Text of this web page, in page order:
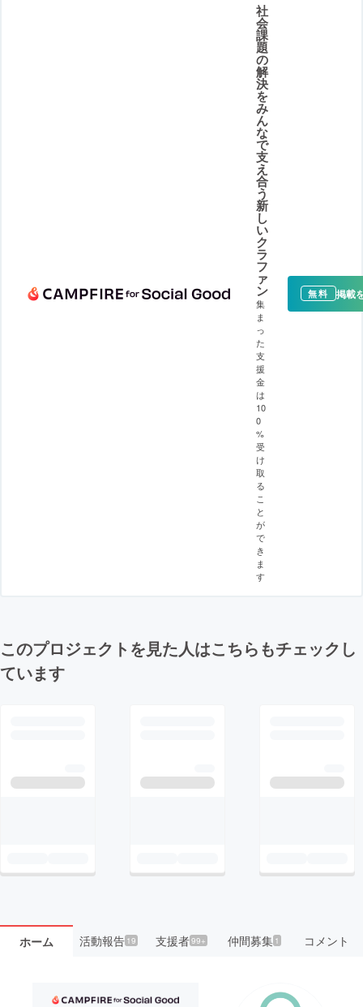
社
会
課
題
の
解
決
を
み
ん
な
で
支
え
合
う
新
し
い
ク
ラ
フ
ァ
ン
集
ま
っ
た
支
援
金
は
10
0
%
受
け
取
る
こ
と
が
で
き
ま
す
無料 掲載
このプロジェクトを見た人はこちらもチェックし
ています
ホーム 活動報告19 支援者99+ 仲間募集 1 コメント